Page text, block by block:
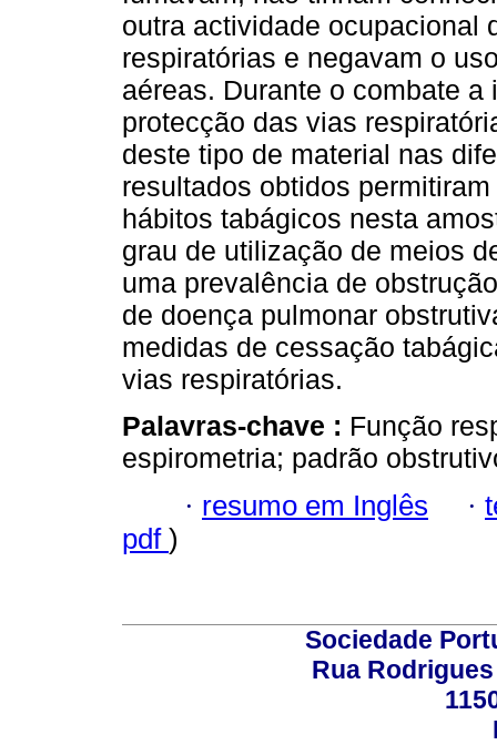
outra actividade ocupacional
respiratórias e negavam o
aéreas. Durante o combate
protecção das vias
deste tipo de material nas
resultados obtidos
hábitos tabágicos nesta
grau de utilização de meios
uma prevalência de
de doença pulmonar
medidas de cessação
vias respiratórias.
Palavras-chave : Função
espirometria; padrão
· resumo em Inglês ·
pdf )
Sociedade
Rua Rodrigues